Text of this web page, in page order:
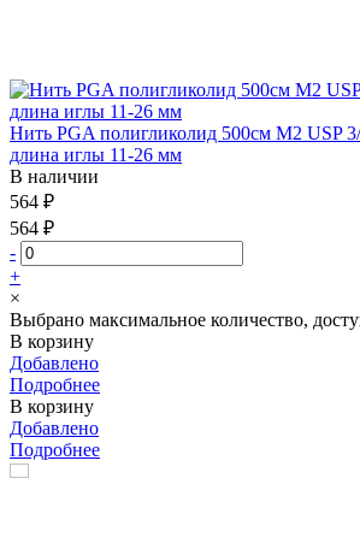
Нить PGA полигликолид 500см М2 USP 3/
длина иглы 11-26 мм
В наличии
564 ₽
564 ₽
-
+
×
Выбрано максимальное количество,
В корзину
Добавлено
Подробнее
В корзину
Добавлено
Подробнее